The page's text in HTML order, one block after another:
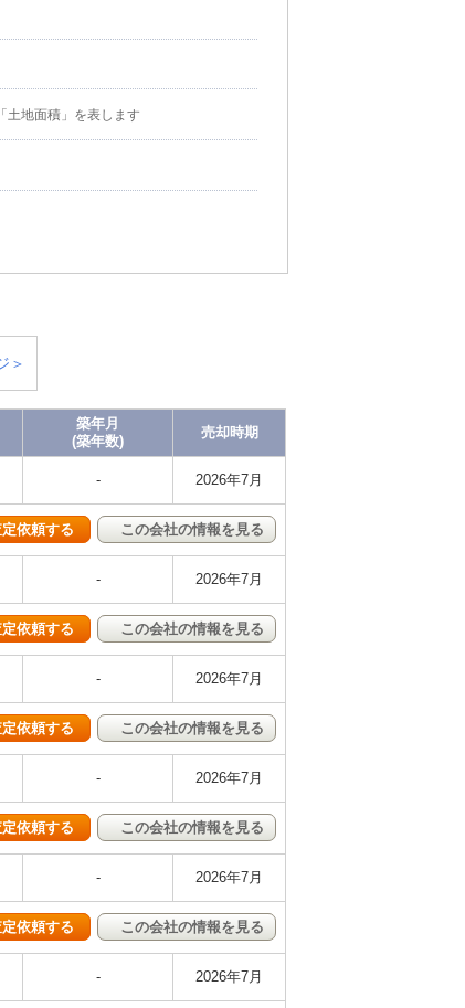
土地面積」を表します
＞
築年月
(築年数)
売却時期
- 2026年7月
依頼する この会社の情報を見る
- 2026年7月
依頼する この会社の情報を見る
- 2026年7月
依頼する この会社の情報を見る
- 2026年7月
依頼する この会社の情報を見る
- 2026年7月
依頼する この会社の情報を見る
- 2026年7月